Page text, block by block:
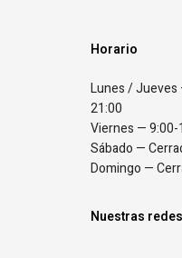
Horario
Lunes / Jueves
21:00
Viernes — 9:00-
Sábado —
Domingo —
Nuestras redes